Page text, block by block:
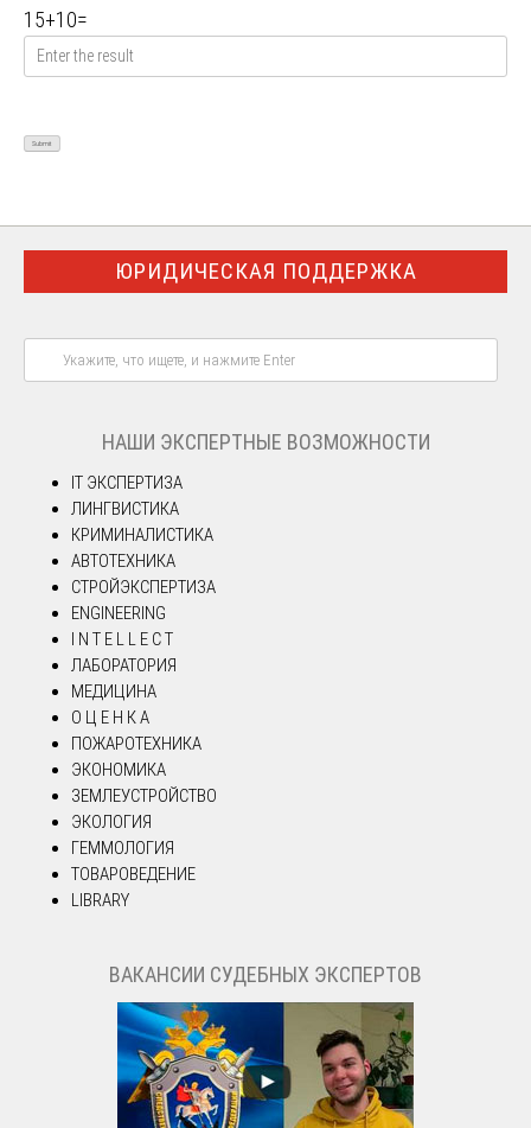
15+10=
ЮРИДИЧЕСКАЯ ПОДДЕРЖКА
НАШИ ЭКСПЕРТНЫЕ ВОЗМОЖНОСТИ
IT ЭКСПЕРТИЗА
ЛИНГВИСТИКА
КРИМИНАЛИСТИКА
АВТОТЕХНИКА
СТРОЙЭКСПЕРТИЗА
ENGINEERING
I N T E L L E C T
ЛАБОРАТОРИЯ
МЕДИЦИНА
О Ц Е Н К А
ПОЖАРОТЕХНИКА
ЭКОНОМИКА
ЗЕМЛЕУСТРОЙСТВО
ЭКОЛОГИЯ
ГЕММОЛОГИЯ
ТОВАРОВЕДЕНИЕ
LIBRARY
ВАКАНСИИ СУДЕБНЫХ ЭКСПЕРТОВ